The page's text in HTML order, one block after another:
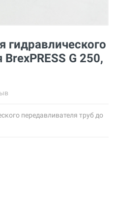
гидравлического
G 250,
передавливателя труб до